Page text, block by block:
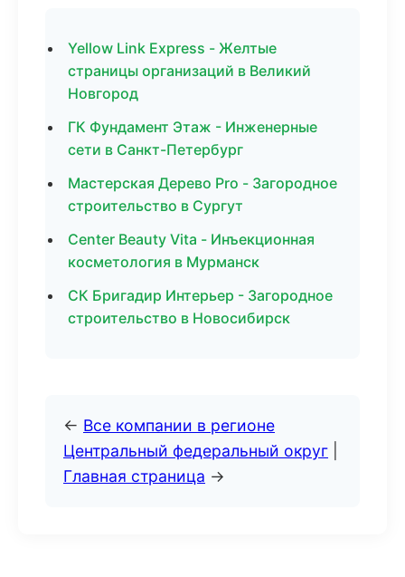
Yellow Link Express - Желтые
страницы организаций в Великий
Новгород
ГК Фундамент Этаж - Инженерные
сети в Санкт-Петербург
Мастерская Дерево Pro - Загородное
строительство в Сургут
Center Beauty Vita - Инъекционная
косметология в Мурманск
СК Бригадир Интерьер - Загородное
строительство в Новосибирск
← Все компании в регионе
Центральный федеральный округ
Главная страница →